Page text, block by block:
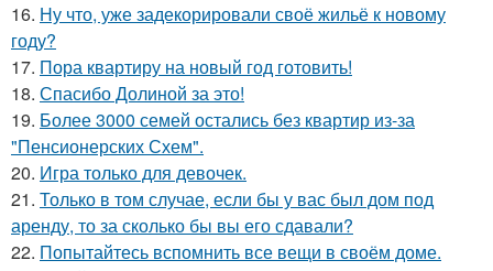
16. Ну что, уже задекорировали своё жильё к новому
году?
17. Пора квартиру на новый год готовить!
18. Спасибо Долиной за это!
19. Более 3000 семей остались без квартир из-за
"Пенсионерских Схем".
20. Игра только для девочек.
21. Только в том случае, если бы у вас был дом под
аренду, то за сколько бы вы его сдавали?
22. Попытайтесь вспомнить все вещи в своём доме.